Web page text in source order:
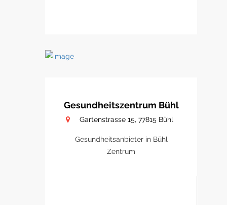
Gesundheitszentrum Bühl
Gartenstrasse 15, 77815 Bühl
Gesundheitsanbieter in Bühl
Zentrum